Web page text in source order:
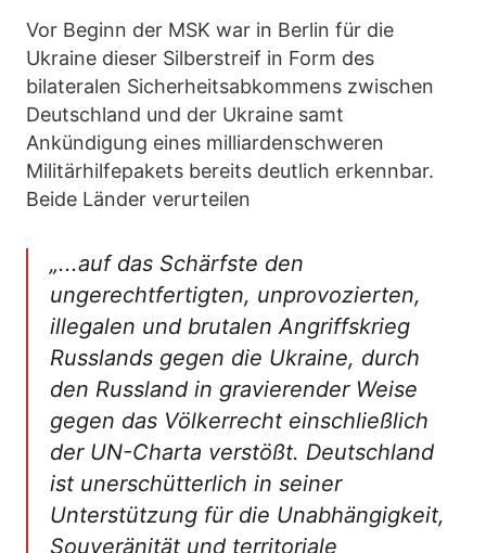
Vor Beginn der MSK war in Berlin für die
Ukraine dieser Silberstreif in Form des
bilateralen Sicherheitsabkommens zwischen
Deutschland und der Ukraine samt
Ankündigung eines milliardenschweren
Militärhilfepakets bereits deutlich erkennbar.
Beide Länder verurteilen
„...auf das Schärfste den
ungerechtfertigten, unprovozierten,
illegalen und brutalen Angriffskrieg
Russlands gegen die Ukraine, durch
den Russland in gravierender Weise
gegen das Völkerrecht einschließlich
der UN-Charta verstößt. Deutschland
ist unerschütterlich in seiner
Unterstützung für die Unabhängigkeit,
Souveränität und territoriale